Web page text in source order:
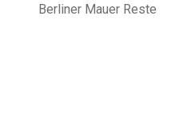
Berliner Mauer Reste